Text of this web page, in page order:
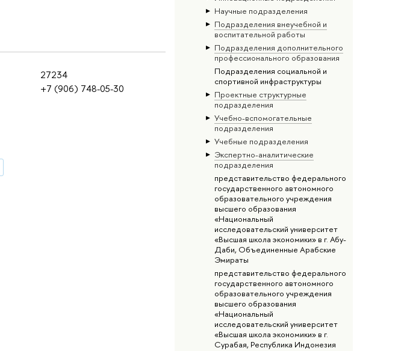
Научные подразделения
Подразделения внеучебной и
воспитательной работы
Подразделения дополнительного
профессионального образования
Подразделения социальной и
спортивной инфраструктуры
Проектные структурные
подразделения
Учебно-вспомогательные
подразделения
Учебные подразделения
Экспертно-аналитические
подразделения
представительство федерального
государственного автономного
образовательного учреждения
высшего образования
«Национальный
исследовательский университет
«Высшая школа экономики» в г. Абу-
Даби, Объединенные Арабские
Эмираты
представительство федерального
государственного автономного
образовательного учреждения
высшего образования
«Национальный
исследовательский университет
«Высшая школа экономики» в г.
Сурабая, Республика Индонезия
27234
+7 (906) 748-05-30